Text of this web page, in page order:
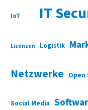
IoT IT
Lizenzen Logistik
Netzwerke Open
Social Media